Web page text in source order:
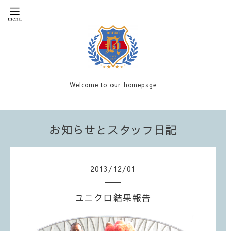
Welcome to our homepage
お知らせとスタッフ日記
2013 /12/01
ユニクロ結果報告